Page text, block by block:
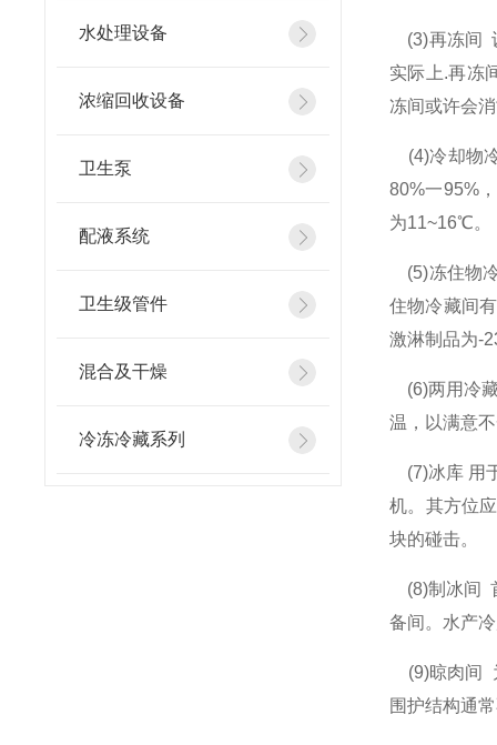
(3)再冻间
实际上.再冻
冻间或许会
(4)冷却物
80%一95%
为11~16℃。
(5)冻住物
住物冷藏间
激淋制品为-
(6)两用冷
温，以满意
(7)冰库 用
机。其方位
块的碰击。
(8)制冰间
备间。水产
(9)晾肉间
围护结构通
水处理设备
浓缩回收设备
卫生泵
配液系统
卫生级管件
混合及干燥
冷冻冷藏系列